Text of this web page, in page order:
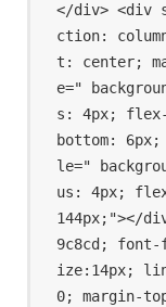
</div> <div
ction:
t: center;
e="
s: 4px; flex-
bottom:
le="
us: 4px;
144px;"></
9c8cd;
ize:14px;
0; margin-